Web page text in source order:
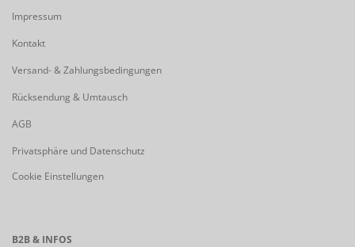
Impressum
Kontakt
Versand- & Zahlungsbedingungen
Rücksendung & Umtausch
AGB
Privatsphäre und Datenschutz
Cookie Einstellungen
B2B & INFOS